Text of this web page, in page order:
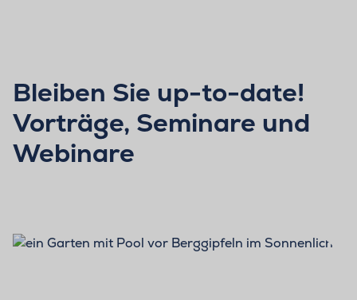
Bleiben Sie up-to-date!
Vorträge, Seminare und
Webinare